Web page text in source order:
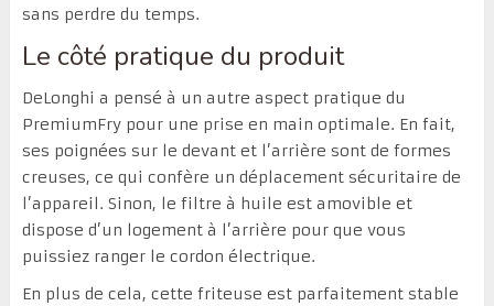
sans perdre du temps.
Le côté pratique du produit
DeLonghi a pensé à un autre aspect pratique du
PremiumFry pour une prise en main optimale. En fait,
ses poignées sur le devant et l’arrière sont de formes
creuses, ce qui confère un déplacement sécuritaire de
l’appareil. Sinon, le filtre à huile est amovible et
dispose d’un logement à l’arrière pour que vous
puissiez ranger le cordon électrique.
En plus de cela, cette friteuse est parfaitement stable